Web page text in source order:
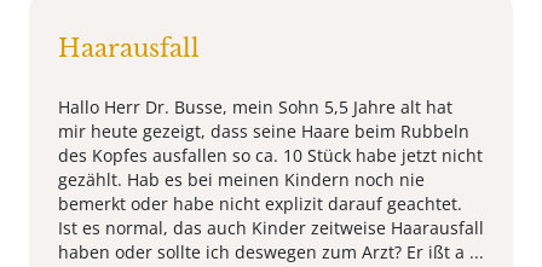
Haarausfall
Hallo Herr Dr. Busse, mein Sohn 5,5 Jahre alt hat
mir heute gezeigt, dass seine Haare beim Rubbeln
des Kopfes ausfallen so ca. 10 Stück habe jetzt nicht
gezählt. Hab es bei meinen Kindern noch nie
bemerkt oder habe nicht explizit darauf geachtet.
Ist es normal, das auch Kinder zeitweise Haarausfall
haben oder sollte ich deswegen zum Arzt? Er ißt a ...